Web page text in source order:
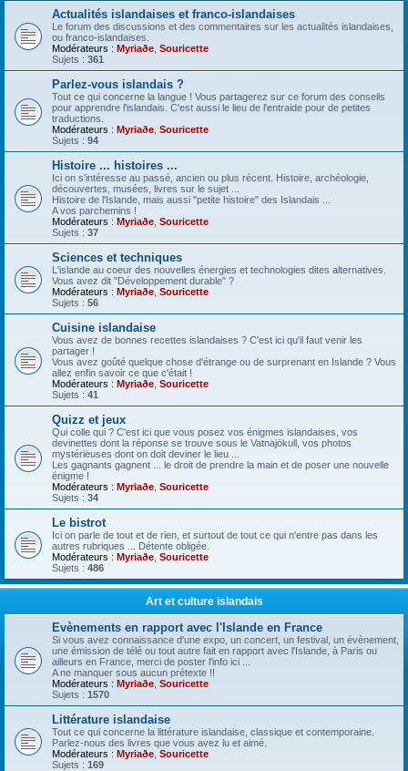
Actualités islandaises et franco-islandaises
Le forum des discussions et des commentaires sur les actualités islandaises,
ou franco-islandaises.
Modérateurs : Myriaðe Souricette
Sujets : 361
Parlez-vous islandais ?
Tout ce qui concerne la langue ! Vous partagerez sur ce forum des conseils
pour apprendre l'islandais. C'est aussi le lieu de l'entraide pour de petites
traductions.
Modérateurs : Myriaðe Souricette
Sujets : 94
Histoire ... histoires ...
Ici on s'intéresse au passé, ancien ou plus récent. Histoire, archéologie,
découvertes, musées, livres sur le sujet ...
Histoire de l'Islande, mais aussi "petite histoire" des Islandais ...
A vos parchemins !
Modérateurs : Myriaðe Souricette
Sujets : 37
Sciences et techniques
L'islande au coeur des nouvelles énergies et technologies dites alternatives.
Vous avez dit "Développement durable" ?
Modérateurs : Myriaðe Souricette
Sujets : 56
Cuisine islandaise
Vous avez de bonnes recettes islandaises ? C'est ici qu'il faut venir les
partager !
Vous avez goûté quelque chose d'étrange ou de surprenant en Islande ? Vous
allez enfin savoir ce que c'était !
Modérateurs : Myriaðe Souricette
Sujets : 41
Quizz et jeux
Qui colle qui ? C'est ici que vous posez vos énigmes islandaises, vos
devinettes dont la réponse se trouve sous le Vatnajökull, vos photos
mystérieuses dont on doit deviner le lieu ...
Les gagnants gagnent ... le droit de prendre la main et de poser une nouvelle
énigme !
Modérateurs : Myriaðe Souricette
Sujets : 34
Le bistrot
Ici on parle de tout et de rien, et surtout de tout ce qui n'entre pas dans les
autres rubriques ... Détente obligée.
Modérateurs : Myriaðe Souricette
Sujets : 486
Art et culture islandais
Evènements en rapport avec l'Islande en France
Si vous avez connaissance d'une expo, un concert, un festival, un évènement,
une émission de télé ou tout autre fait en rapport avec l'Islande, à Paris ou
ailleurs en France, merci de poster l'info ici ...
A ne manquer sous aucun prétexte !!
Modérateurs : Myriaðe Souricette
Sujets : 1570
Littérature islandaise
Tout ce qui concerne la littérature islandaise, classique et contemporaine.
Parlez-nous des livres que vous avez lu et aimé.
Modérateurs : Myriaðe Souricette
Sujets : 169